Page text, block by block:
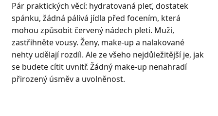
Pár praktických věcí: hydratovaná pleť, dostatek
spánku, žádná pálivá jídla před focením, která
mohou způsobit červený nádech pleti. Muži,
zastřihněte vousy. Ženy, make-up a nalakované
nehty udělají rozdíl. Ale ze všeho nejdůležitější je, jak
se budete cítit uvnitř. Žádný make-up nenahradí
přirozený úsměv a uvolněnost.